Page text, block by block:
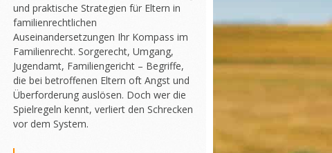
und praktische Strategien für Eltern in
familienrechtlichen
Auseinandersetzungen Ihr Kompass im
Familienrecht. Sorgerecht, Umgang,
Jugendamt, Familiengericht – Begriffe,
die bei betroffenen Eltern oft Angst und
Überforderung auslösen. Doch wer die
Spielregeln kennt, verliert den Schrecken
vor dem System.